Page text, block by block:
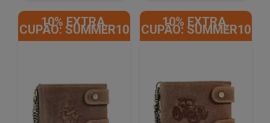
10% EXTRA,
CUPÃO: SUMMER10
10% EXTRA,
CUPÃO: SUMMER10